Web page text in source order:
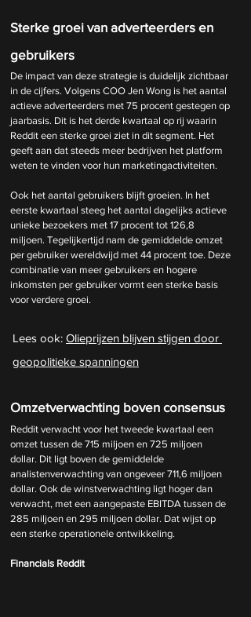
Sterke groei van adverteerders en
gebruikers
De impact van deze strategie is duidelijk zichtbaar
in de cijfers. Volgens COO Jen Wong is het aantal
actieve adverteerders met 75 procent gestegen op
jaarbasis. Dit is het derde kwartaal op rij waarin
Reddit een sterke groei ziet in dit segment. Het
geeft aan dat steeds meer bedrijven het platform
weten te vinden voor hun marketingactiviteiten.
Ook het aantal gebruikers blijft groeien. In het
eerste kwartaal steeg het aantal dagelijks actieve
unieke bezoekers met 17 procent tot 126,8
miljoen. Tegelijkertijd nam de gemiddelde omzet
per gebruiker wereldwijd met 44 procent toe. Deze
combinatie van meer gebruikers en hogere
inkomsten per gebruiker vormt een sterke basis
voor verdere groei.
Lees ook: Olieprijzen blijven stijgen door
geopolitieke spanningen
Omzetverwachting boven consensus
Reddit verwacht voor het tweede kwartaal een
omzet tussen de 715 miljoen en 725 miljoen
dollar. Dit ligt boven de gemiddelde
analistenverwachting van ongeveer 711,6 miljoen
dollar. Ook de winstverwachting ligt hoger dan
verwacht, met een aangepaste EBITDA tussen de
285 miljoen en 295 miljoen dollar. Dat wijst op
een sterke operationele ontwikkeling.
Financials Reddit